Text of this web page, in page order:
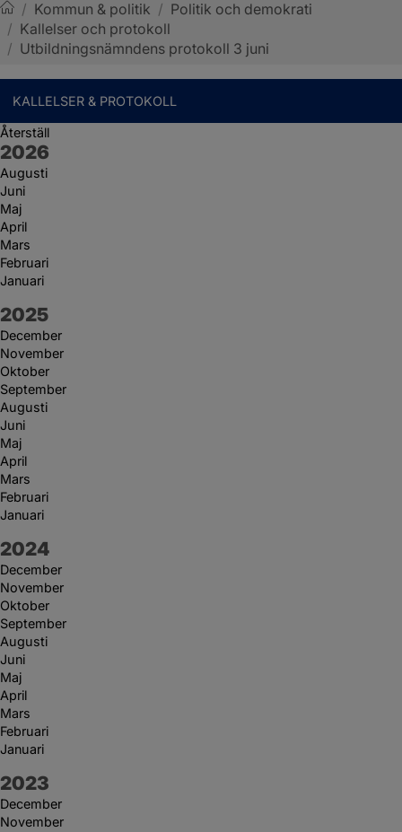
Sotenäs kommun
/ Kommun & politik / Politik och demokrati
/ Kallelser och protokoll
/ Utbildningsnämndens protokoll 3 juni
KALLELSER & PROTOKOLL
Återställ
År:
2026
Augusti
Juni
Maj
April
Mars
Februari
Januari
År:
2025
December
November
Oktober
September
Augusti
Juni
Maj
April
Mars
Februari
Januari
År:
2024
December
November
Oktober
September
Augusti
Juni
Maj
April
Mars
Februari
Januari
År:
2023
December
November